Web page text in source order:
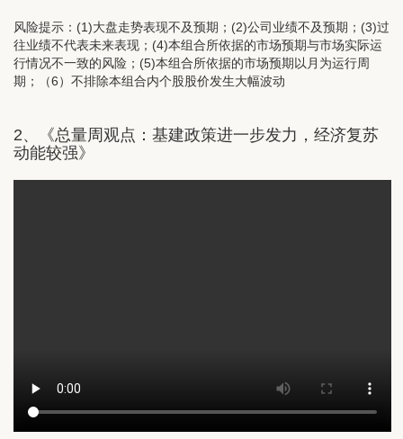
风险提示：(1)大盘走势表现不及预期；(2)公司业绩不及预期；(3)过
往业绩不代表未来表现；(4)本组合所依据的市场预期与市场实际运
行情况不一致的风险；(5)本组合所依据的市场预期以月为运行周
期；（6）不排除本组合内个股股价发生大幅波动
2、《总量周观点：基建政策进一步发力，经济复苏
动能较强》